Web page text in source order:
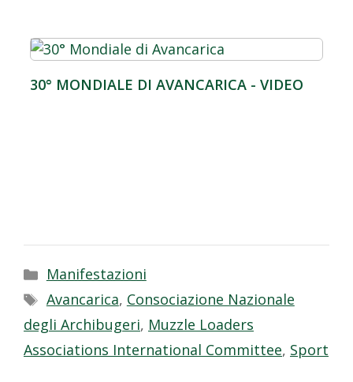
30° MONDIALE DI AVANCARICA - VIDEO
Categorie
Manifestazioni
Tag
Avancarica, Consociazione Nazionale
degli Archibugeri, Muzzle Loaders
Associations International Committee, Sport